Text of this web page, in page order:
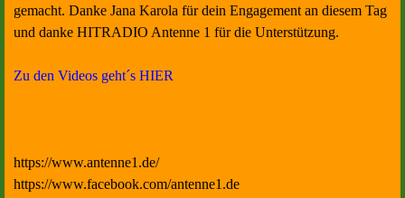
gemacht. Danke Jana Karola für dein Engagement an diesem Tag
und danke HITRADIO Antenne 1 für die Unterstützung.
Zu den Videos geht´s HIER
https://www.antenne1.de/
https://www.facebook.com/antenne1.de